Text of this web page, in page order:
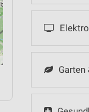
Garten